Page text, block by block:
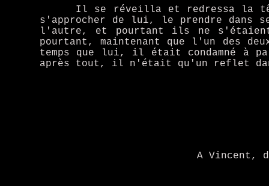
Il se réveilla et redressa la
s'approcher de lui, le prendre
l'autre, et pourtant ils ne
pourtant, maintenant que l'un des
temps que lui, il était condamné
après tout, il n'était qu'un reflet
A Vincent,